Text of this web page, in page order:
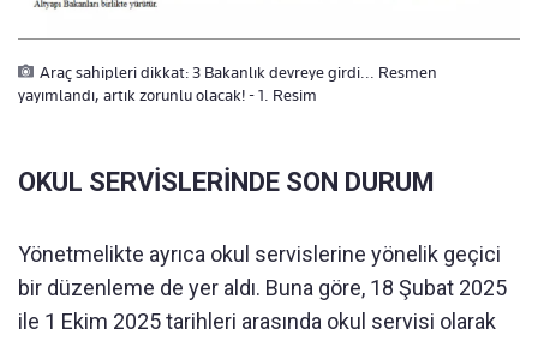
Araç sahipleri dikkat: 3 Bakanlık devreye girdi... Resmen
yayımlandı, artık zorunlu olacak! - 1. Resim
OKUL SERVİSLERİNDE SON DURUM
Yönetmelikte ayrıca okul servislerine yönelik geçici
bir düzenleme de yer aldı. Buna göre, 18 Şubat 2025
ile 1 Ekim 2025 tarihleri arasında okul servisi olarak